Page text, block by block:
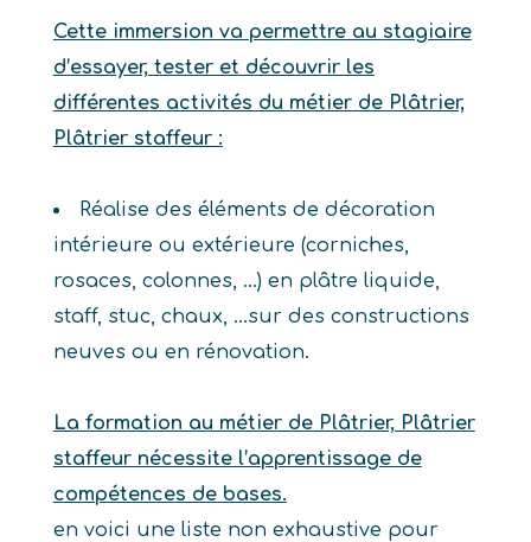
Cette immersion va permettre au stagiaire
d’essayer, tester et découvrir les
différentes activités du métier de Plâtrier,
Plâtrier staffeur :
Réalise des éléments de décoration
intérieure ou extérieure (corniches,
rosaces, colonnes, …) en plâtre liquide,
staff, stuc, chaux, …sur des constructions
neuves ou en rénovation.
La formation au métier de Plâtrier, Plâtrier
staffeur nécessite l’apprentissage de
compétences de bases.
en voici une liste non exhaustive pour